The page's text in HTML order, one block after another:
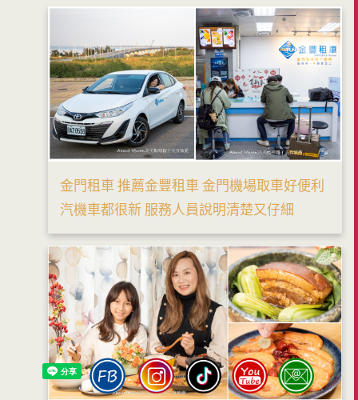
金門租車 推薦金豐租車 金門機場取車好便利
汽機車都很新 服務人員說明清楚又仔細